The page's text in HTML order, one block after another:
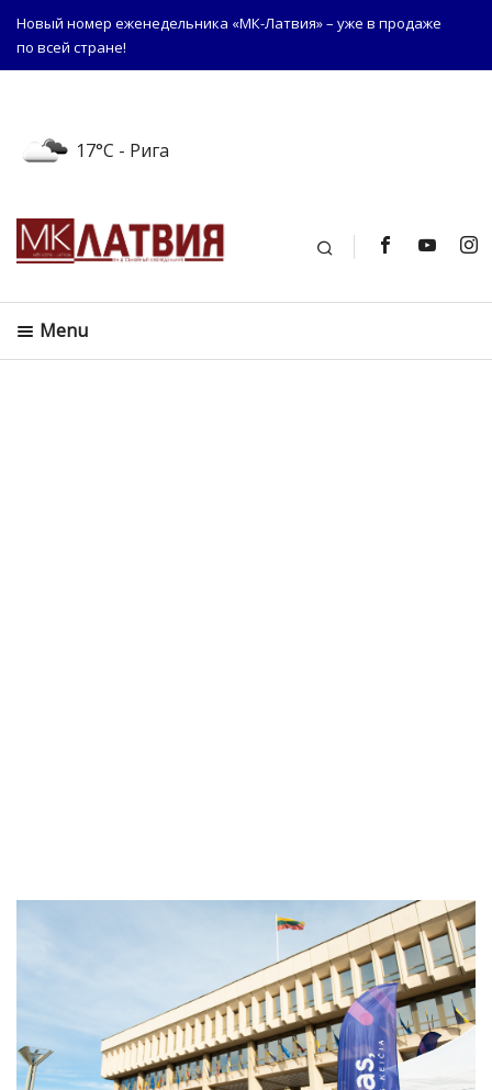
Новый номер еженедельника «МК-Латвия» – уже в продаже
по всей стране!
17°C - Рига
Поиск
Menu